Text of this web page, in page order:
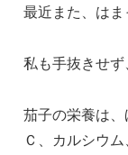
最近また、はま
私も手抜きせ
茄子の栄養は、
Ｃ、カルシウ